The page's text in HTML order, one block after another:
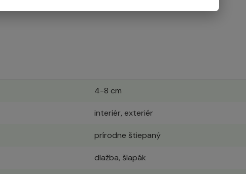
4-8 cm
interiér, exteriér
prírodne štiepaný
dlažba, šlapák